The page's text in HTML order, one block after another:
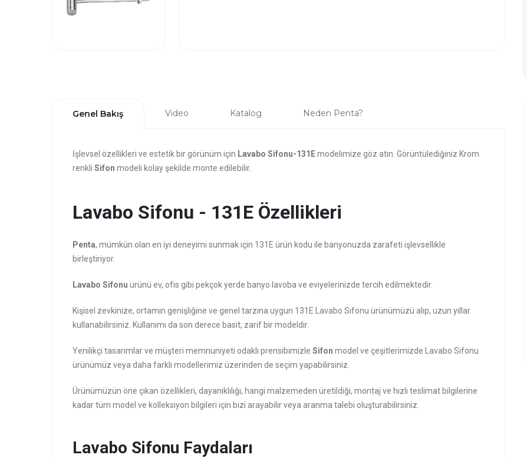
Genel Bakış Video Katalog Neden Penta?
İşlevsel özellikleri ve estetik bir görünüm için Lavabo Sifonu-131Emodelimize göz atın. Görüntülediğiniz Krom
renkli Sifon modeli kolay şekilde monte edilebilir.
Lavabo Sifonu - 131E Özellikleri
Penta, mümkün olan en iyi deneyimi sunmak için 131E ürün kodu ile banyonuzda zarafeti işlevsellikle
birleştiriyor.
Lavabo Sifonu ürünü ev, ofis gibi pekçok yerde banyo lavoba ve eviyelerinizde tercih edilmektedir.
Kişisel zevkinize, ortamın genişliğine ve genel tarzına uygun 131E Lavabo Sifonu ürünümüzü alıp, uzun yıllar
kullanabilirsiniz. Kullanımı da son derece basit, zarif bir modeldir.
Yenilikçi tasarımlar ve müşteri memnuniyeti odaklı prensibimizle Sifon model ve çeşitlerimizde Lavabo Sifonu
ürünümüz veya daha farklı modellerimiz üzerinden de seçim yapabilirsiniz.
Ürünümüzün öne çıkan özellikleri, dayanıklılığı, hangi malzemeden üretildiği, montaj ve hızlı teslimat bilgilerine
kadar tüm model ve kolleksiyon bilgileri için bizi arayabilir veya aranma talebi oluşturabilirsiniz.
Lavabo Sifonu Faydaları